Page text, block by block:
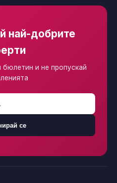
най-добрите
и не пропускай
се